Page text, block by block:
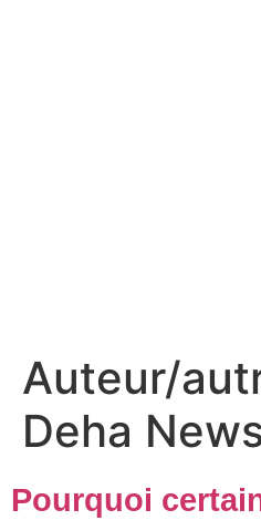
Auteur/
Deha
Pourquoi